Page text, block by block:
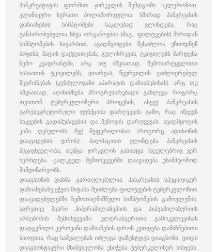
პანკრეატიტის ფორმით ჯირკვლის შემდგომი სკლეროზით.
კლინიკური სურათი პოლიმორფულია. ხშირად პანკრეასის
დაზიანების სიმპტომები ნაკლებად ვლინდება, რაც
განპირობებულია სხვა ორგანოების (მაგ., ფილტვების) მხრიდან
სიმპტომების სიჭარბით. ავადმყოფები შესაძლოა უჩიოდნენ
ბოყინს, მადის დაქვეითებას, გულისრევას, ტკივილებს მარჯვენა
ზემო კვადრანტში, არც თუ იშვიათად, შემოსარტყვლითი
ხასიათის ტკივილებს, დიარეას, წყურვილის გაძლიერებულ
შეგრძნებას (კუნძულოვანი აპარატის დაზიანებისას). არც თუ
იშვიათად, აღინიშნება პროგრესირებადი განლევა როგორც
თვითონ ტუბერკულოზური პროცესის, ასევე პანკრეასის
გარესეკრეტორული ფუნქციის დარღვევის გამო, რაც იწვევს
საკვების გადამუშავების და შეწოვის დარღვევას. ავადმყოფის
კანი ღებულობს მუქ შეფერილობას (როგორც ადისონის
დაავადების დროს). პალპაციით ვლინდება პანკრეასის
მტკივნეულობა, თუმცა ჯირკვლის გასინჯვა ჩვეულებრივ ვერ
ხერხდება. ცალკეულ შემთხვევებში დაავადება უსიმპტომოდ
მიმდინარეობს.
დიაგნოზის დასმა გართულებულია. პანკრეასის სპეციფიკურ
დაზიანებაზე ეჭვის მიტანა შეიძლება ფილტვების ტუბერკულოზით
დაავადებულებში ზემოთაღნიშნული სიმპტომების გამოვლენის,
აგრეთვე მყარი ჰიპერამილაზემიის და ჰიპეამილაზურიის
არსებობის შემთხვევაში. ულტრაბგერითი გამოკვლევისას
დადგენილი კეროვანი დაზიანების დროს კეთდება დამიზნებითი
ბიოფსია, რაც საშუალებას იძლევა დაზუსტდეს დიაგნოზი. დიდი
დიაგნოსტიკური მნიშვნელობა ენიჭება ტუბერკულინურ სინჯებს.